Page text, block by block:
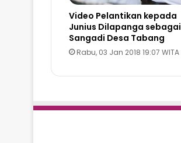
Video Pelantikan kepada
Junius Dilapanga sebagai
Sangadi Desa Tabang
Rabu, 03 Jan 2018 19:07 WITA